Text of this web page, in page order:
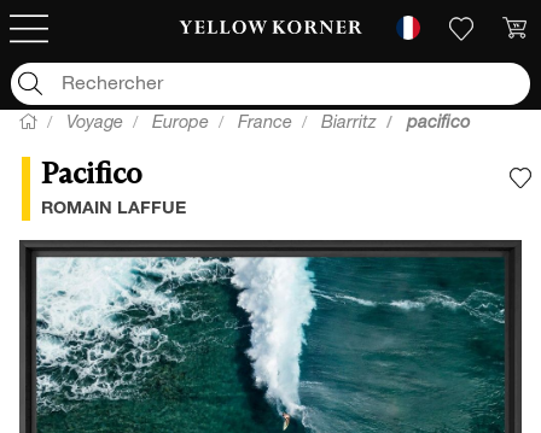
Voyage Europe France Biarritz pacifico
Pacifico
ROMAIN LAFFUE